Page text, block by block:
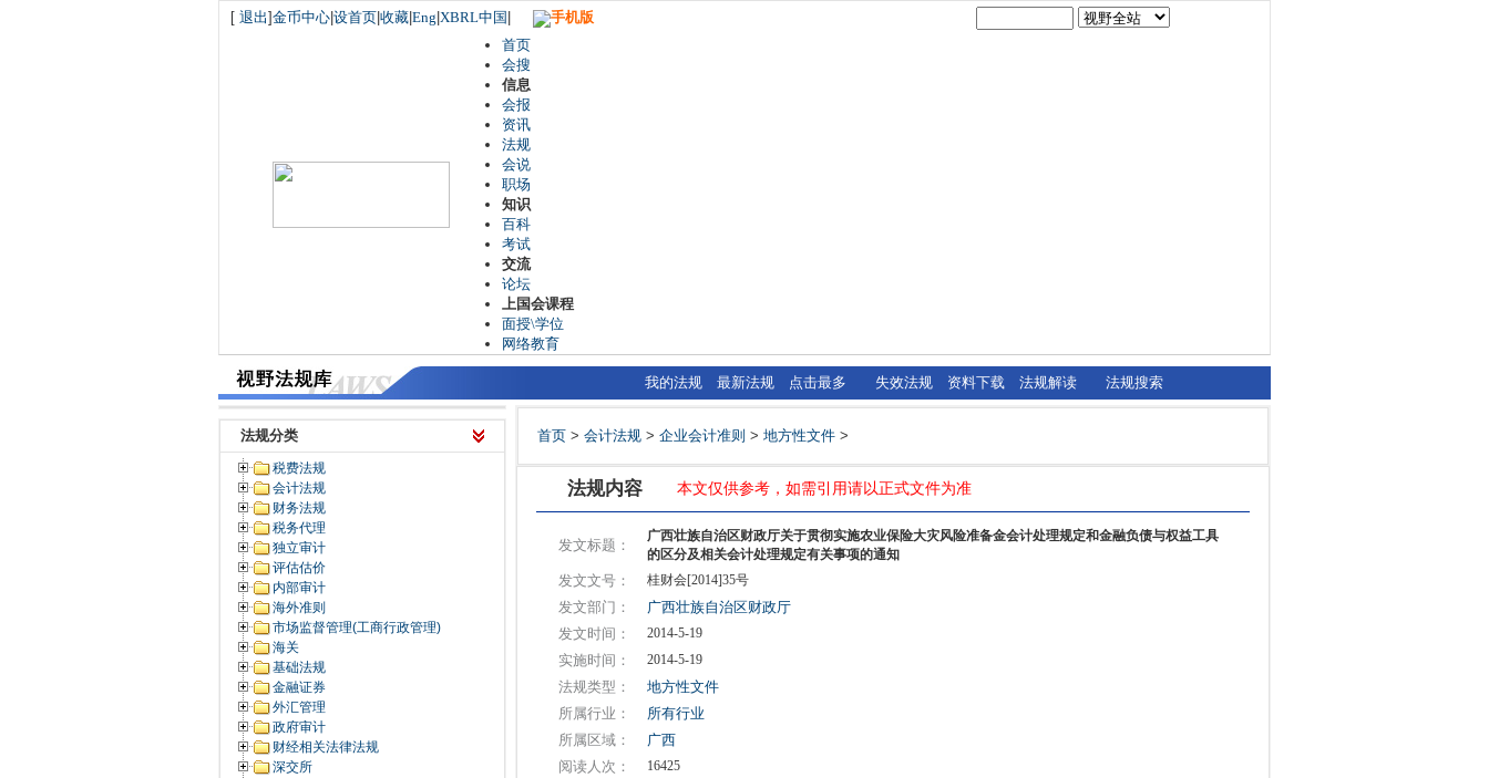
[ 退出]金币中心 设首页 收藏 Eng XBRL中国
手机版
首页
会搜
信息
会报
资讯
法规
会说
职场
知识
百科
考试
交流
论坛
上国会课程
面授\学位
网络教育
我的法规 最新法规 点击最多 失效法规 资料下载 法规解读 法规搜索
法规分类
税费法规
会计法规
财务法规
税务代理
独立审计
评估估价
内部审计
海外准则
市场监督管理(工商行政管理)
海关
基础法规
金融证券
外汇管理
政府审计
财经相关法律法规
深交所
首页 > 会计法规 > 企业会计准则 > 地方性文件 >
法规内容 本文仅供参考，如需引用请以正式文件为准
发文标题：
广西壮族自治区财政厅关于贯彻实施农业保险大灾风险准备金会计处理规定和金融负债与权益工具
的区分及相关会计处理规定有关事项的通知
发文文号： 桂财会[2014]35号
发文部门：
广西壮族自治区财政厅
发文时间：
2014-5-19
实施时间： 2014-5-19
法规类型：
地方性文件
所属行业：
所有行业
所属区域：
广西
阅读人次：
16425